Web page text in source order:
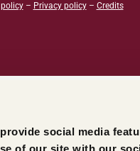
social media
of our site with our
– Privacy policy– Credits